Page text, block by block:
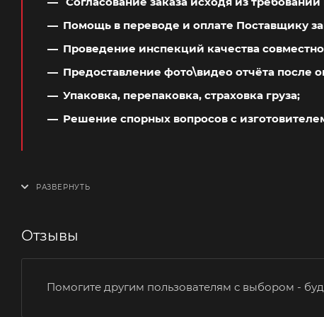
Помощь в переводе и оплате Поставщику
Проведение инспекций качества
Предоставление фото\видео отчёта после
Упаковка, перепаковка, страховка груза;
Решение спорных вопросов с
Отзывы
Помогите другим пользователям с выбором -